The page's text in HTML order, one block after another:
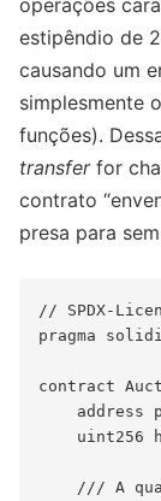
estipêndio de
causando um
simplesmente
funções).
transferfor
contrato
presa para
// SPDX-
pragma
contract
address
uint256
/// A